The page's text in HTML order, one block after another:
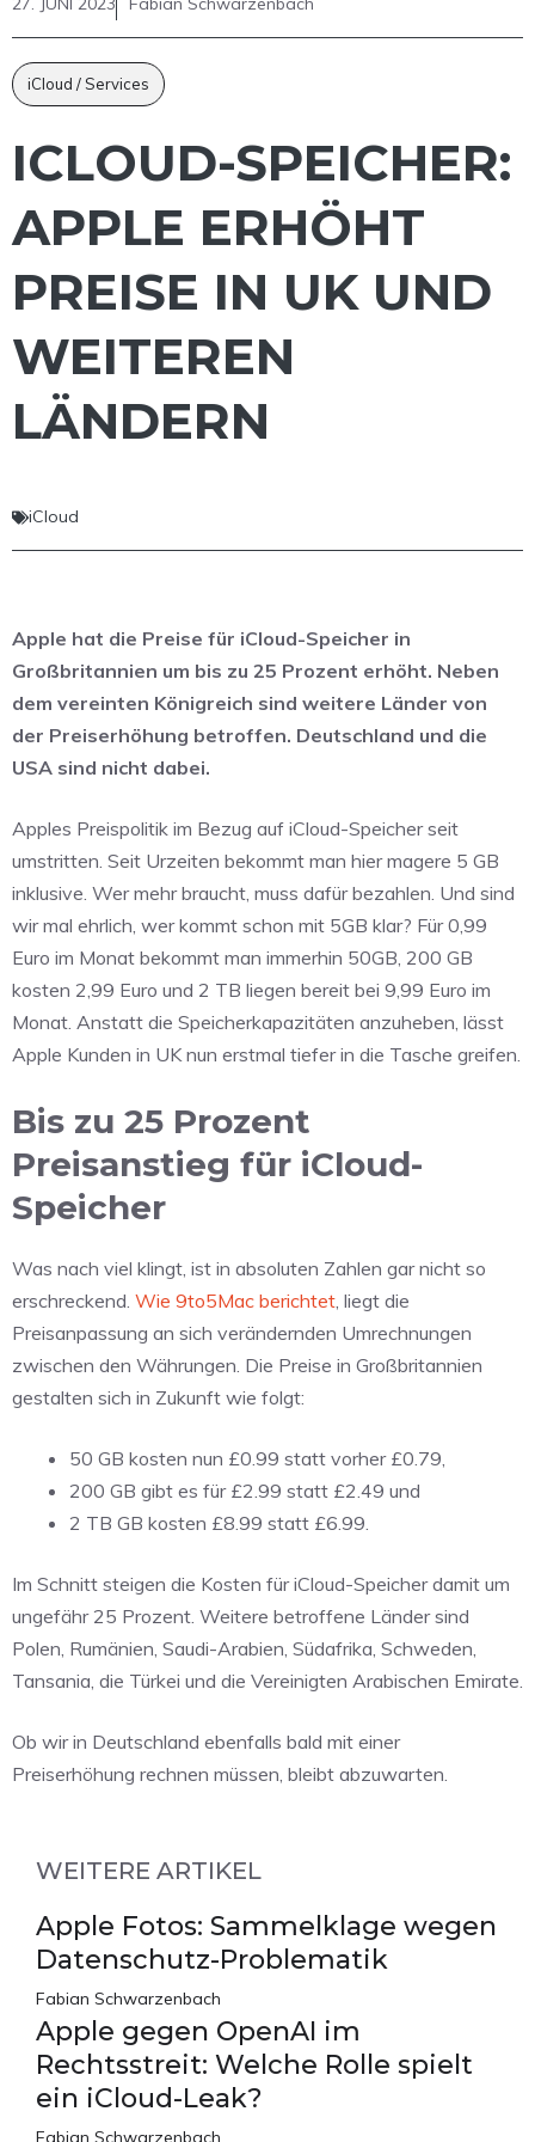
iCloud / Services
ICLOUD-SPEICHER:
APPLE ERHÖHT
PREISE IN UK UND
WEITEREN
LÄNDERN
iCloud
Apple hat die Preise für iCloud-Speicher in
Großbritannien um bis zu 25 Prozent erhöht. Neben
dem vereinten Königreich sind weitere Länder von
der Preiserhöhung betroffen. Deutschland und die
USA sind nicht dabei.
Apples Preispolitik im Bezug auf iCloud-Speicher seit
umstritten. Seit Urzeiten bekommt man hier magere 5 GB
inklusive. Wer mehr braucht, muss dafür bezahlen. Und sind
wir mal ehrlich, wer kommt schon mit 5GB klar? Für 0,99
Euro im Monat bekommt man immerhin 50GB, 200 GB
kosten 2,99 Euro und 2 TB liegen bereit bei 9,99 Euro im
Monat. Anstatt die Speicherkapazitäten anzuheben, lässt
Apple Kunden in UK nun erstmal tiefer in die Tasche greifen.
Bis zu 25 Prozent
Preisanstieg für iCloud-
Speicher
Was nach viel klingt, ist in absoluten Zahlen gar nicht so
erschreckend. Wie 9to5Mac berichtet, liegt die
Preisanpassung an sich verändernden Umrechnungen
zwischen den Währungen. Die Preise in Großbritannien
gestalten sich in Zukunft wie folgt:
50 GB kosten nun £0.99 statt vorher £0.79,
200 GB gibt es für £2.99 statt £2.49 und
2 TB GB kosten £8.99 statt £6.99.
Im Schnitt steigen die Kosten für iCloud-Speicher damit um
ungefähr 25 Prozent. Weitere betroffene Länder sind
Polen, Rumänien, Saudi-Arabien, Südafrika, Schweden,
Tansania, die Türkei und die Vereinigten Arabischen Emirate.
Ob wir in Deutschland ebenfalls bald mit einer
Preiserhöhung rechnen müssen, bleibt abzuwarten.
WEITERE ARTIKEL
Apple Fotos: Sammelklage wegen
Datenschutz-Problematik
Fabian Schwarzenbach
Apple gegen OpenAI im
Rechtsstreit: Welche Rolle spielt
ein iCloud-Leak?
Fabian Schwarzenbach